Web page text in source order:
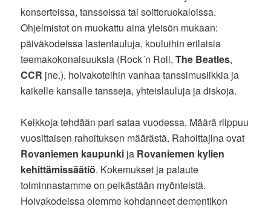
konserteissa, tansseissa tai soittoruokaloissa.
Ohjelmistot on muokattu aina yleisön mukaan:
päiväkodeissa lastenlauluja, kouluihin erilaisia
teemakokonaisuuksia (Rock´n Roll,The Beatles,
CCR jne.), hoivakoteihin vanhaa tanssimusiikkia ja
kaikelle kansalle tansseja, yhteislauluja ja diskoja.
Keikkoja tehdään pari sataa vuodessa. Määrä riippuu
vuosittaisen rahoituksen määrästä. Rahoittajina ovat
Rovaniemen kaupunki ja Rovaniemen kylien
kehittämissäätiö. Kokemukset ja palaute
toiminnastamme on pelkästään myönteistä.
Hoivakodeissa olemme kohdanneet dementikon